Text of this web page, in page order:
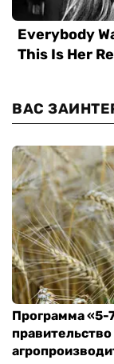
ВАС
Программа «5-